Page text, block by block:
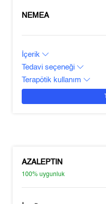
NEMEA
İçerik
Tedavi seçeneği
Terapötik kullanım
AZALEPTIN
100%uygunluk